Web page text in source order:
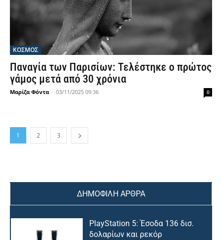
ΚΟΣΜΟΣ
Παναγία των Παρισίων: Τελέστηκε ο πρώτος
γάμος μετά από 30 χρόνια
Μαρίζα Φόντα - 03/11/2025 09:36 0
1 2 3
ΔΗΜΟΦΙΛΗ ΑΡΘΡΑ
PlayStation 5: Έσοδα 136 δισ.
δολαρίων και ρεκόρ